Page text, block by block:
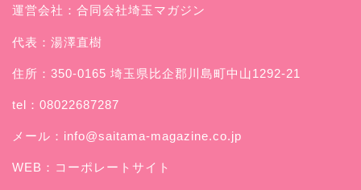
運営会社：合同会社埼玉マガジン
代表：湯澤直樹
住所：350-0165 埼玉県比企郡川島町中山1292-21
tel：08022687287
メール： info@saitama-magazine.co.jp
WEB： コーポレートサイト